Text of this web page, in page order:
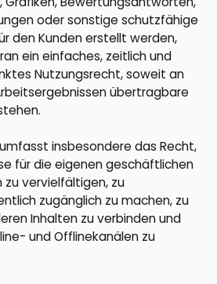
oder sonstige schutzfähige
den Kunden erstellt werden,
ein einfaches, zeitlich und
Nutzungsrecht, soweit an
übertragbare
insbesondere das Recht,
für die eigenen geschäftlichen
zu vervielfältigen, zu
zugänglich zu machen, zu
Inhalten zu verbinden und
und Offlinekanälen zu